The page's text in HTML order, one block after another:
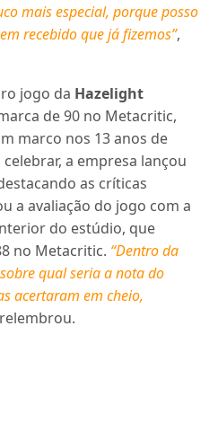
mais especial, porque posso
recebido que já fizemos”,
jogo da Hazelight
de 90 no Metacritic,
marco nos 13 anos de
a empresa lançou
as críticas
a avaliação do jogo com a
do estúdio, que
no Metacritic. “Dentro da
qual seria a nota do
acertaram em cheio,